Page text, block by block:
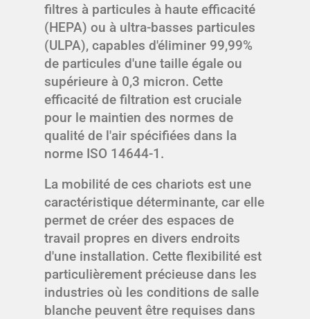
filtres à particules à haute efficacité
(HEPA) ou à ultra-basses particules
(ULPA), capables d'éliminer 99,99%
de particules d'une taille égale ou
supérieure à 0,3 micron. Cette
efficacité de filtration est cruciale
pour le maintien des normes de
qualité de l'air spécifiées dans la
norme ISO 14644-1.
La mobilité de ces chariots est une
caractéristique déterminante, car elle
permet de créer des espaces de
travail propres en divers endroits
d'une installation. Cette flexibilité est
particulièrement précieuse dans les
industries où les conditions de salle
blanche peuvent être requises dans